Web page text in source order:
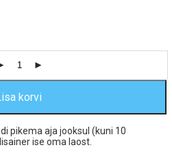
korvi
pikema aja jooksul (kuni 10
ise oma laost.